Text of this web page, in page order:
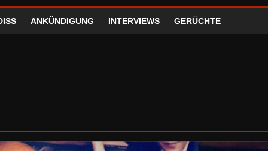
ANKÜNDIGUNG INTERVIEWS GERÜCHTE